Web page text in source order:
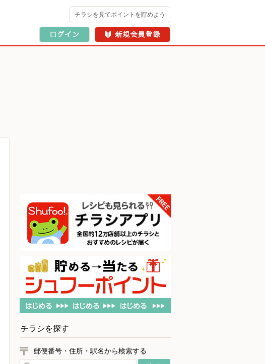
チラシを見てポイントを貯めよう
チラシを探す
郵便番号・住所・駅名から検索する